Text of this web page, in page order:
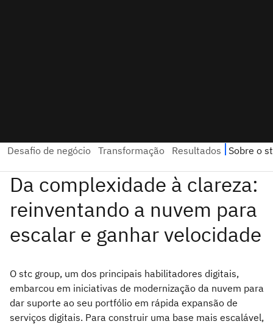
O stc group, um dos principais habilitadores digitais,
embarcou em iniciativas de modernização da nuvem para
dar suporte ao seu portfólio em rápida expansão de
serviços digitais. Para construir uma base mais escalável,